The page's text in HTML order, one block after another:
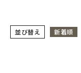
日用品雑貨
並び替え 新着順